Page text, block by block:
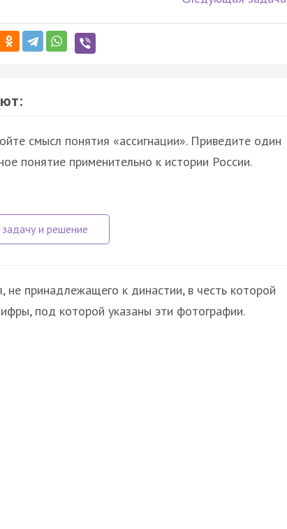
смысл понятия «ассигнации». Приведите один
понятие применительно к истории России.
принадлежащего к династии, в честь которой
под которой указаны эти фотографии.